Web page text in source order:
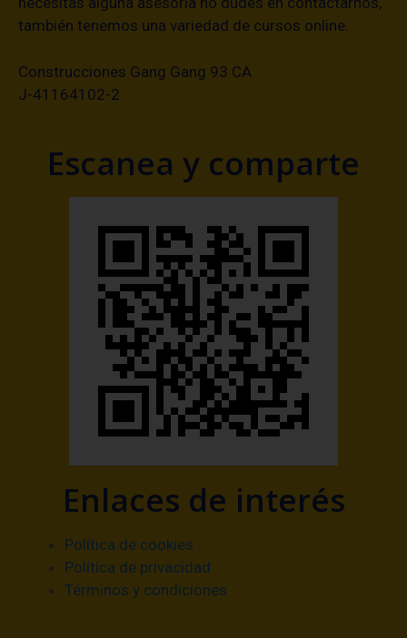
también tenemos una variedad de cursos online.
Construcciones Gang Gang 93 CA
J-41164102-2
Escanea y comparte
Enlaces de interés
Política de cookies
Política de privacidad
Términos y condiciones